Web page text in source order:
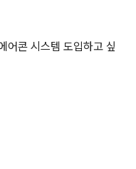
어콘 시스템 도입하고 싶